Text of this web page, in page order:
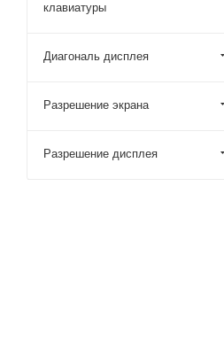
клавиатуры
Диагональ дисплея
Разрешение экрана
Разрешение дисплея